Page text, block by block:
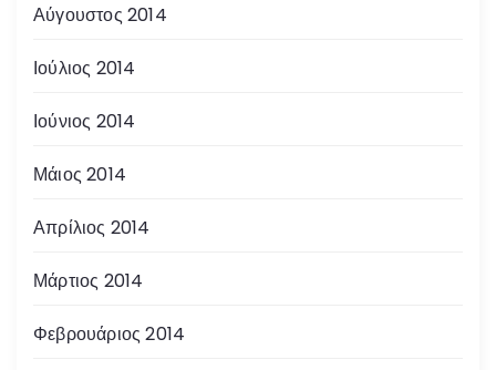
Αύγουστος 2014
Ιούλιος 2014
Ιούνιος 2014
Μάιος 2014
Απρίλιος 2014
Μάρτιος 2014
Φεβρουάριος 2014